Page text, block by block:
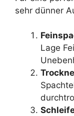
sehr dünner
Lage